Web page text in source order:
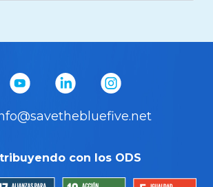
con los ODS